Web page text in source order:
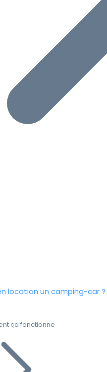
location un camping-car ?
ça fonctionne